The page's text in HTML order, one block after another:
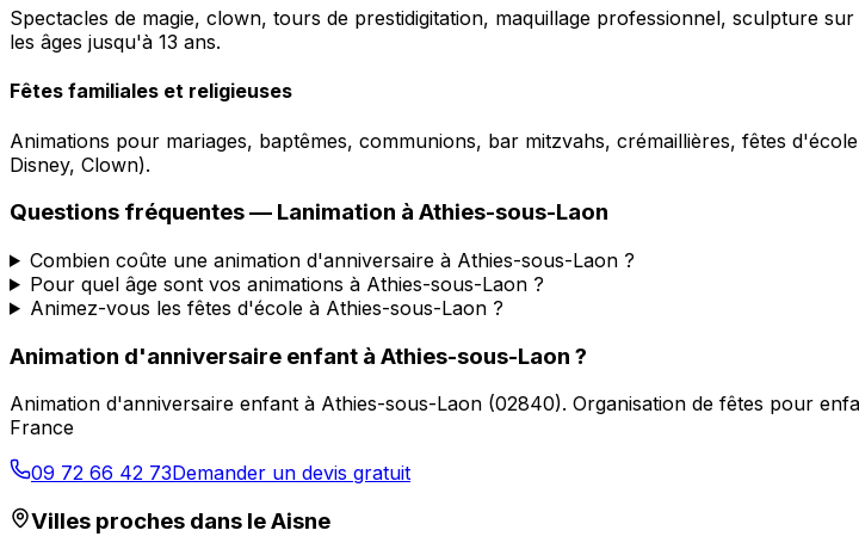
Spectacles de magie, clown, tours de prestidigitation, maquillage professionnel, sculpture
les âges jusqu'à 13 ans.
Fêtes familiales et religieuses
Animations pour mariages, baptêmes, communions, bar mitzvahs, crémaillières, fêtes
Disney, Clown).
Questions fréquentes — Lanimation à Athies-sous-Laon
Combien coûte une animation d'anniversaire à Athies-sous-Laon ?
Pour quel âge sont vos animations à Athies-sous-Laon ?
Animez-vous les fêtes d'école à Athies-sous-Laon ?
Animation d'anniversaire enfant à Athies-sous-Laon ?
Animation d'anniversaire enfant à Athies-sous-Laon (02840). Organisation de fêtes pour
France
09 72 66 42 73Demander un devis gratuit
Villes proches dans leAisne